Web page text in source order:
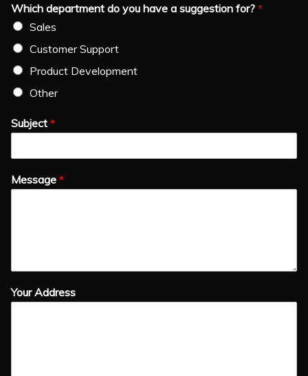
Which department do you have a suggestion for? *
Sales
Customer Support
Product Development
Other
Subject *
Message *
Your Address